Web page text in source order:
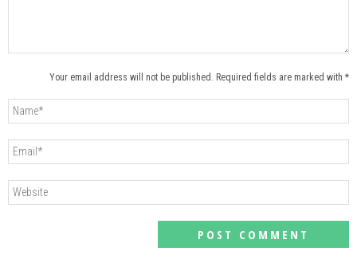
Your email address will not be published. Required fields are marked with *